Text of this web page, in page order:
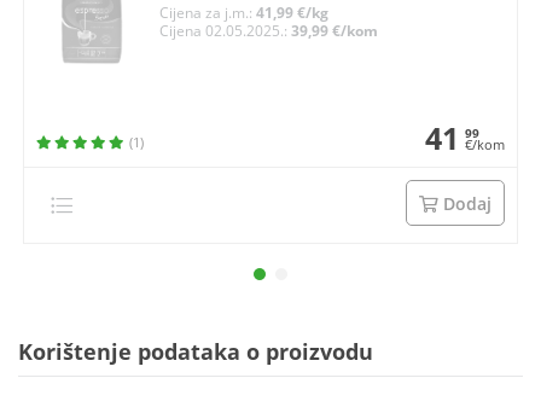
Cijena za j.m.: 41,99 €/kg
Cijena 02.05.2025.: 39,99 €/kom
(1) 41 99
€/kom
Dodaj
Korištenje podataka o proizvodu